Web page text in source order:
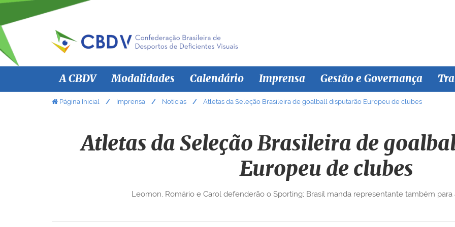
A CBDV Modalidades Calendário Imprensa Gestão e Governança
V Página Inicial Imprensa Notícias Atletas da Seleção Brasileira de goalball disputarão Europeu de clubes
Atletas da Seleção Brasileira de
Europeu de clubes
Leomon, Romário e Carol defenderão o Sporting; Brasil manda representante também para